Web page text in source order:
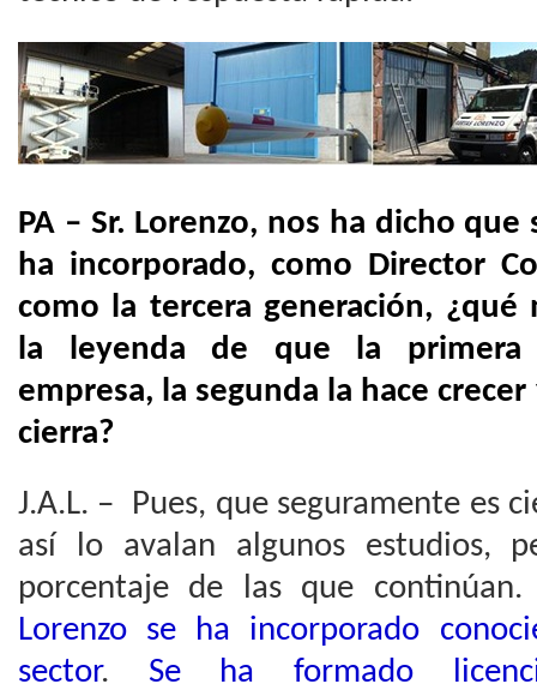
PA – Sr. Lorenzo, nos ha dicho
ha incorporado, como Director
como la tercera generación,
la leyenda de que la primera
empresa, la segunda la hace
cierra?
J.A.L. – Pues, que seguramente es
así lo avalan algunos estudios,
porcentaje de las que
Lorenzo se ha incorporado
sector. Se ha formado